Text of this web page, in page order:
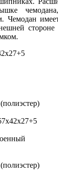
Чемодан
стороне